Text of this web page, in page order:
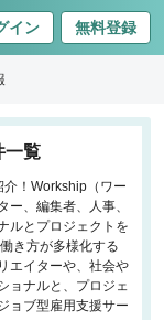
イン 無料登録
一覧
！Workship（ワー
、編集者、人事、
ルとプロジェクトを
き方が多様化する
エイターや、社会や
ョナルと、プロジェ
ョブ型雇用支援サー